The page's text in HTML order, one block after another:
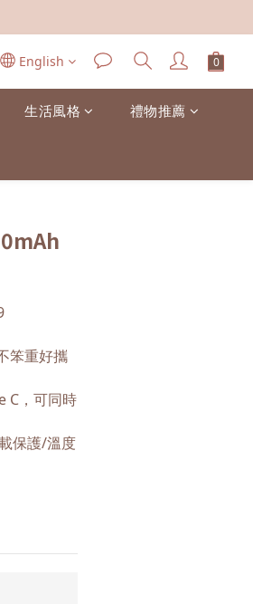
English
生活風格 禮物推薦
笨重好攜
C，可同時
保護/溫度